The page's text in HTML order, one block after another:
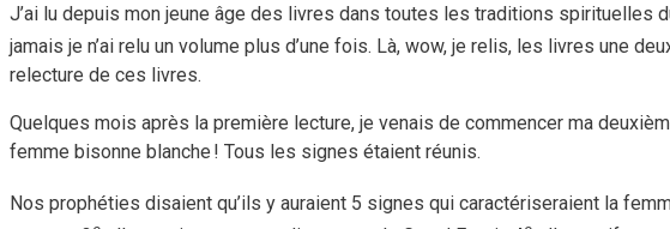
J’ai lu depuis mon jeune âge des livres dans toutes les traditions spirituelles
jamais je n’ai relu un volume plus d’une fois. Là, wow, je relis, les livres une
relecture de ces livres.
Quelques mois après la première lecture, je venais de commencer ma
femme bisonne blanche ! Tous les signes étaient réunis.
Nos prophéties disaient qu’ils y auraient 5 signes qui caractériseraient la